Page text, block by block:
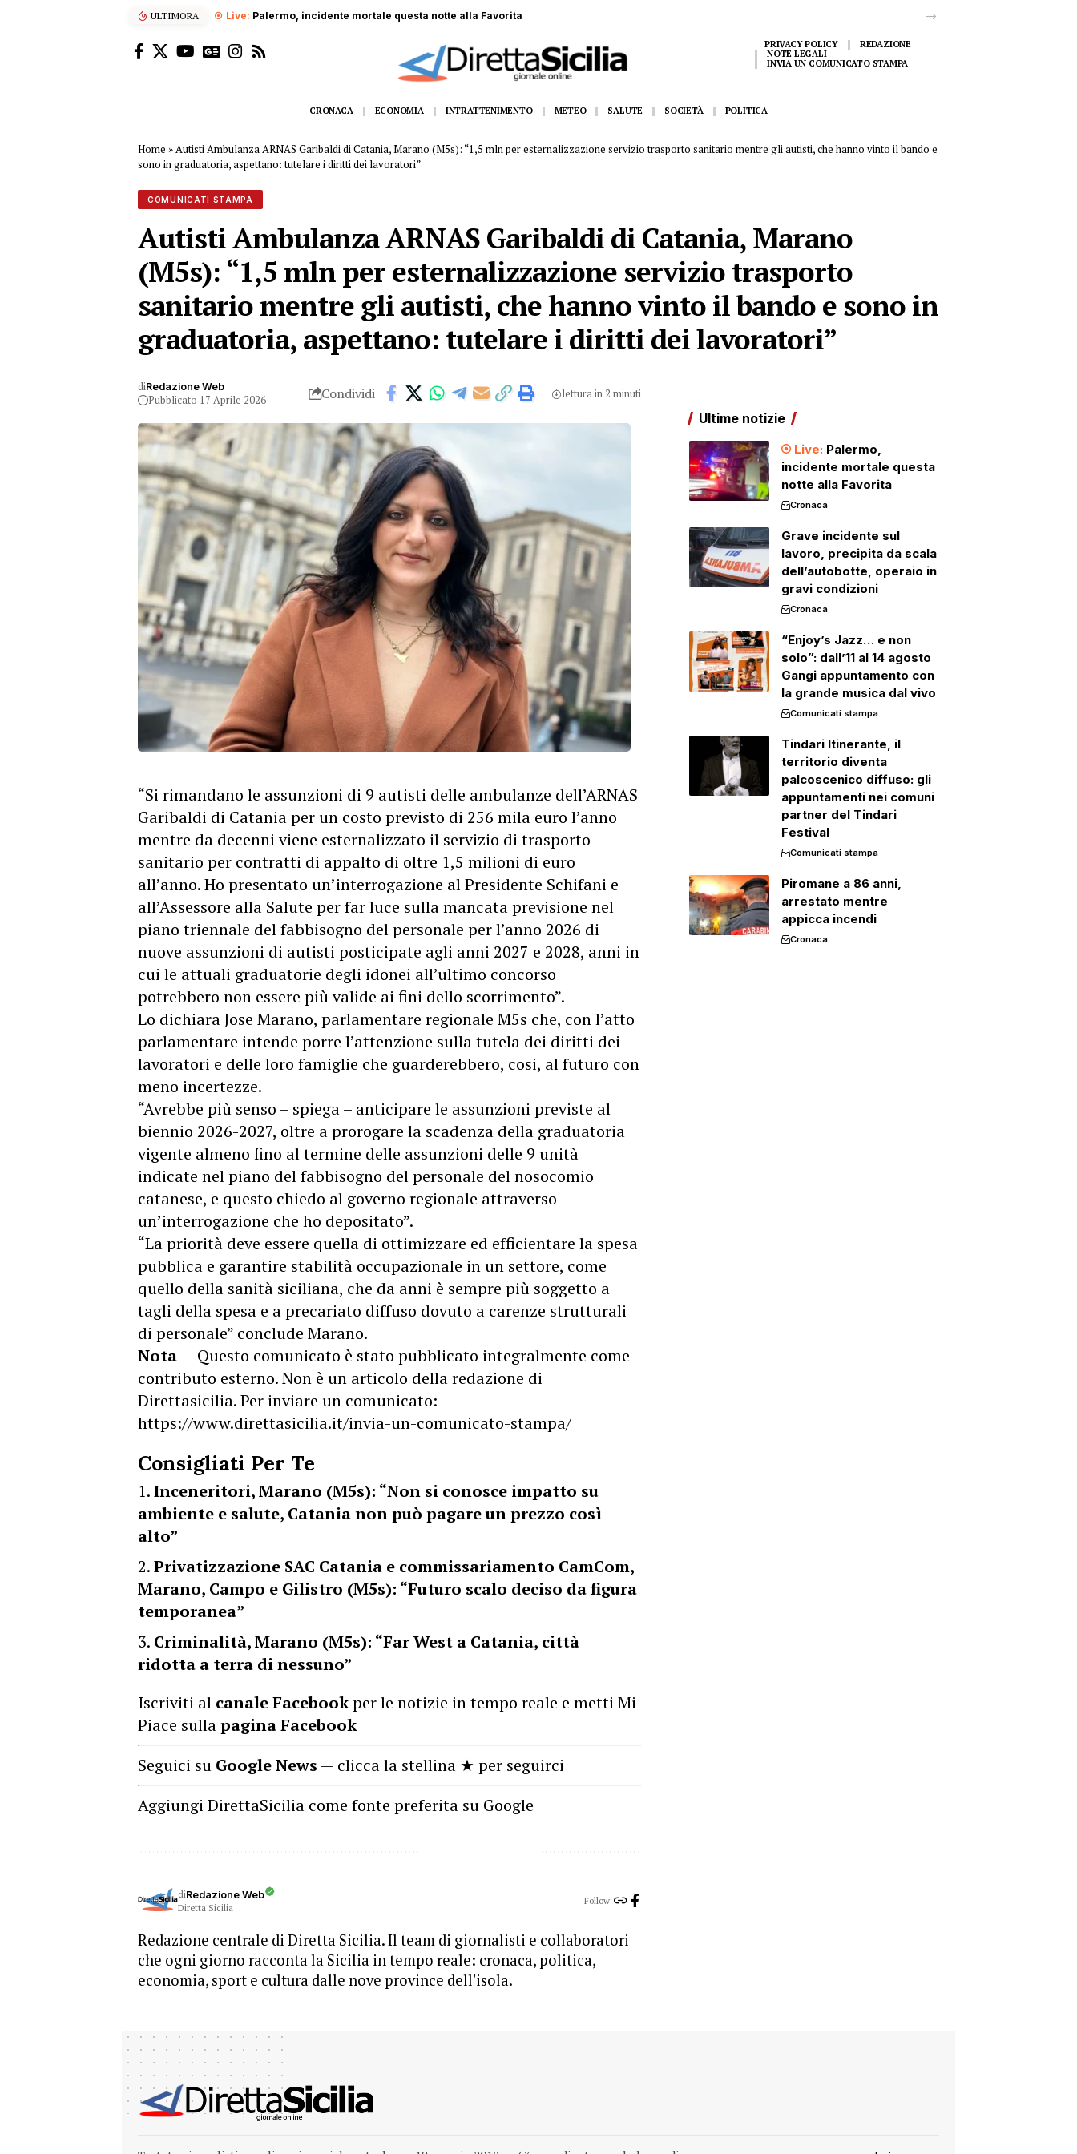
ULTIMORA Palermo, incidente mortale questa notte alla Favorita
PRIVACY POLICY
REDAZIONE
NOTE LEGALI
INVIA UN COMUNICATO STAMPA
CRONACA ECONOMIA INTRATTENIMENTO METEO SALUTE SOCIETÀ POLITICA
Home »Autisti Ambulanza ARNAS Garibaldi di Catania, Marano (M5s): “1,5 mln per esternalizzazione servizio trasporto sanitario mentre gli autisti, che hanno vinto il bando e
sono in graduatoria, aspettano: tutelare i diritti dei lavoratori”
COMUNICATI STAMPA
Autisti Ambulanza ARNAS Garibaldi di Catania, Marano
(M5s): “1,5 mln per esternalizzazione servizio trasporto
sanitario mentre gli autisti, che hanno vinto il bando e sono in
graduatoria, aspettano: tutelare i diritti dei lavoratori”
diRedazione Web
Pubblicato 17 Aprile 2026 Condividi lettura in 2 minuti
“Si rimandano le assunzioni di 9 autisti delle ambulanze dell’ARNAS
Garibaldi di Catania per un costo previsto di 256 mila euro l’anno
mentre da decenni viene esternalizzato il servizio di trasporto
sanitario per contratti di appalto di oltre 1,5 milioni di euro
all’anno. Ho presentato un’interrogazione al Presidente Schifani e
all’Assessore alla Salute per far luce sulla mancata previsione nel
piano triennale del fabbisogno del personale per l’anno 2026 di
nuove assunzioni di autisti posticipate agli anni 2027 e 2028, anni in
cui le attuali graduatorie degli idonei all’ultimo concorso
potrebbero non essere più valide ai fini dello scorrimento”.
Lo dichiara Jose Marano, parlamentare regionale M5s che, con l’atto
parlamentare intende porre l’attenzione sulla tutela dei diritti dei
lavoratori e delle loro famiglie che guarderebbero, cosi, al futuro con
meno incertezze.
“Avrebbe più senso – spiega – anticipare le assunzioni previste al
biennio 2026-2027, oltre a prorogare la scadenza della graduatoria
vigente almeno fino al termine delle assunzioni delle 9 unità
indicate nel piano del fabbisogno del personale del nosocomio
catanese, e questo chiedo al governo regionale attraverso
un’interrogazione che ho depositato”.
“La priorità deve essere quella di ottimizzare ed efficientare la spesa
pubblica e garantire stabilità occupazionale in un settore, come
quello della sanità siciliana, che da anni è sempre più soggetto a
tagli della spesa e a precariato diffuso dovuto a carenze strutturali
di personale” conclude Marano.
Nota— Questo comunicato è stato pubblicato integralmente come
contributo esterno. Non è un articolo della redazione di
Direttasicilia. Per inviare un comunicato:
https://www.direttasicilia.it/invia-un-comunicato-stampa/
Consigliati Per Te
Inceneritori, Marano (M5s): “Non si conosce impatto su
ambiente e salute, Catania non può pagare un prezzo così
alto”
Privatizzazione SAC Catania e commissariamento CamCom,
Marano, Campo e Gilistro (M5s): “Futuro scalo deciso da figura
temporanea”
Criminalità, Marano (M5s): “Far West a Catania, città
ridotta a terra di nessuno”
Iscriviti al canale Facebookper le notizie in tempo reale e metti Mi
Piace sullapagina Facebook
Seguici su Google News — clicca la stellina ★ per seguirci
Aggiungi DirettaSicilia come fonte preferita su Google
diRedazione Web
Diretta Sicilia
Follow:
Redazione centrale di Diretta Sicilia. Il team di giornalisti e collaboratori
che ogni giorno racconta la Sicilia in tempo reale: cronaca, politica,
economia, sport e cultura dalle nove province dell'isola.
Ultime notizie
Palermo,
incidente mortale questa
notte alla Favorita
Cronaca
Grave incidente sul
lavoro, precipita da scala
dell’autobotte, operaio in
gravi condizioni
Cronaca
“Enjoy’s Jazz… e non
solo”: dall’11 al 14 agosto
Gangi appuntamento con
la grande musica dal vivo
Comunicati stampa
Tindari Itinerante, il
territorio diventa
palcoscenico diffuso: gli
appuntamenti nei comuni
partner del Tindari
Festival
Comunicati stampa
Piromane a 86 anni,
arrestato mentre
appicca incendi
Cronaca